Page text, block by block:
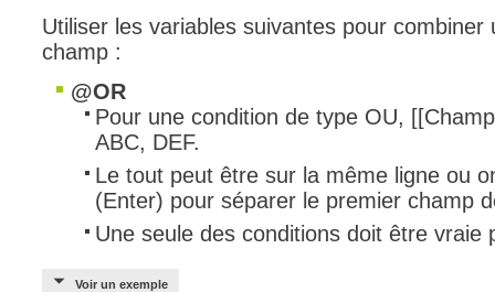
Utiliser les variables suivantes pour
champ :
@OR
Pour une condition de type OU,
ABC, DEF.
Le tout peut être sur la même ligne ou
(Enter) pour séparer le premier champ
Une seule des conditions doit être vraie
Voir un exemple